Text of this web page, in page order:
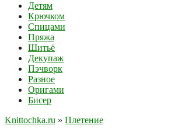
Детям
Крючком
Спицами
Пряжа
Шитьё
Декупаж
Пэчворк
Разное
Оригами
Бисер
Knittochka.ru » Плетение